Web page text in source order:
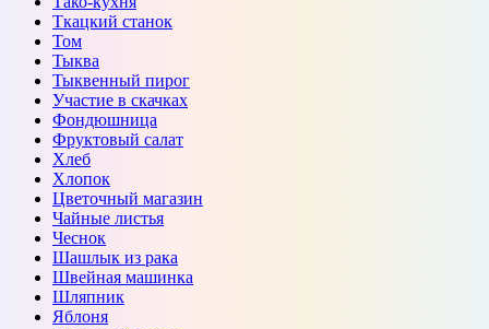
Ткацкий станок
Том
Тыква
Тыквенный пирог
Участие в скачках
Фондюшница
Фруктовый салат
Хлеб
Хлопок
Цветочный магазин
Чайные листья
Чеснок
Шашлык из рака
Швейная машинка
Шляпник
Яблоня